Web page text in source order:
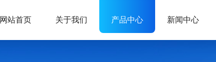
网站首页 关于我们 产品中心 新闻中心